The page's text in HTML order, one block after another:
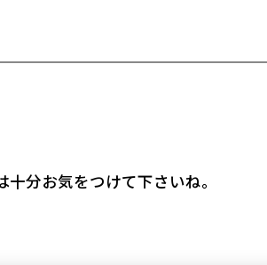
分お気をつけて下さいね。